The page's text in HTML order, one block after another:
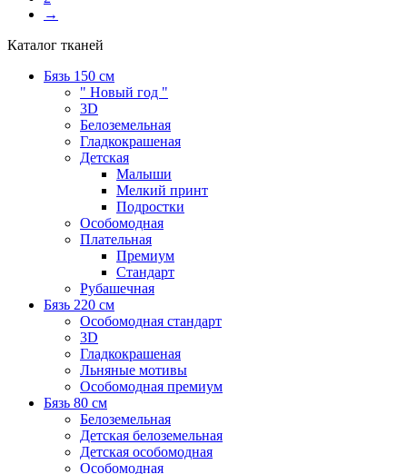
→
Каталог тканей
Бязь 150 см
" Новый год "
3D
Белоземельная
Гладкокрашеная
Детская
Малыши
Мелкий принт
Подростки
Особомодная
Плательная
Премиум
Стандарт
Рубашечная
Бязь 220 см
Особомодная стандарт
3D
Гладкокрашеная
Льняные мотивы
Особомодная премиум
Бязь 80 см
Белоземельная
Детская белоземельная
Детская особомодная
Особомодная